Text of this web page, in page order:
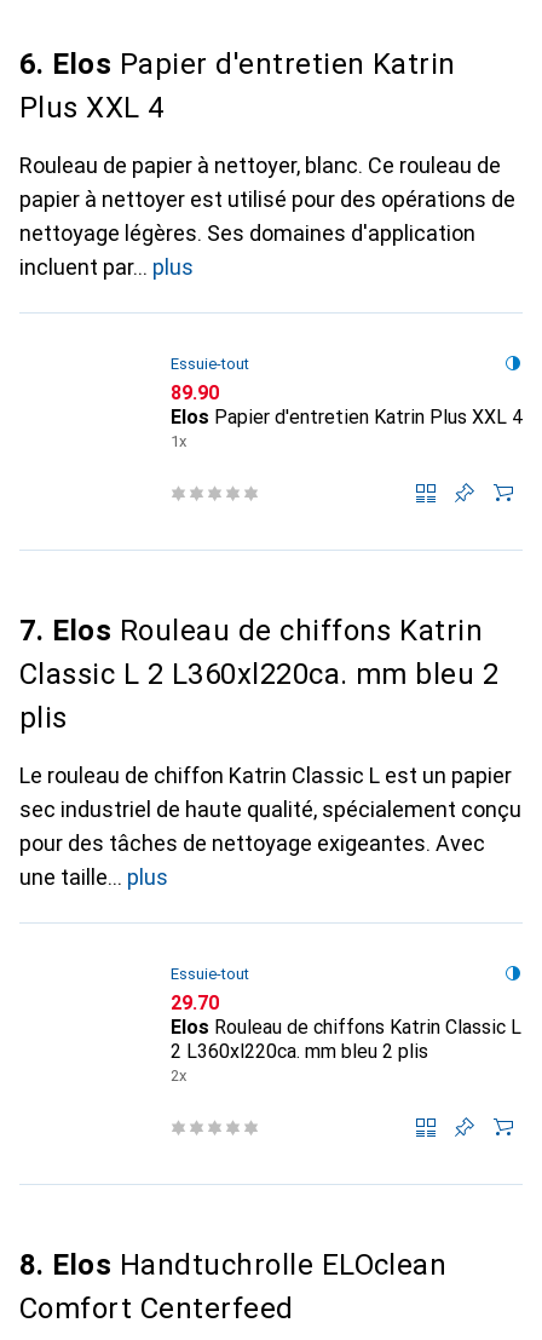
6. Elos Papier d'entretien Katrin
Plus XXL 4
Rouleau de papier à nettoyer, blanc. Ce rouleau de
papier à nettoyer est utilisé pour des opérations de
nettoyage légères. Ses domaines d'application
incluent par
plus
Essuie-tout
CHF
89.90
Elos Papier d'entretien Katrin Plus XXL 4
1x
7. Elos Rouleau de chiffons Katrin
Classic L 2 L360xl220ca. mm bleu 2
plis
Le rouleau de chiffon Katrin Classic L est un papier
sec industriel de haute qualité, spécialement conçu
pour des tâches de nettoyage exigeantes. Avec
une taille
plus
Essuie-tout
CHF
29.70
Elos Rouleau de chiffons Katrin Classic L
2 L360xl220ca. mm bleu 2 plis
2x
8. Elos Handtuchrolle ELOclean
Comfort Centerfeed